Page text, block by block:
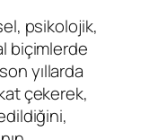
psikolojik,
biçimlerde
yıllarda
çekerek,